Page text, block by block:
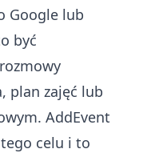
Google lub
być
plan zajęć lub
AddEvent
celu i to